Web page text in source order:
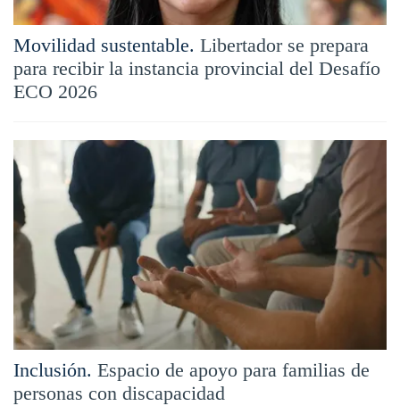
Movilidad sustentable. Libertador se prepara
para recibir la instancia provincial del Desafío
ECO 2026
Inclusión. Espacio de apoyo para familias de
personas con discapacidad